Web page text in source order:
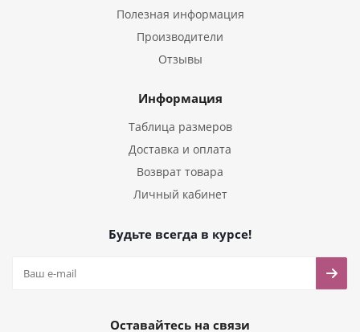
Полезная информация
Производители
Отзывы
Информация
Таблица размеров
Доставка и оплата
Возврат товара
Личный кабинет
Будьте всегда в курсе!
Оставайтесь на связи